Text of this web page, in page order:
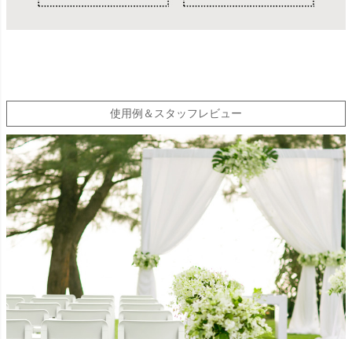
使用例＆スタッフレビュー